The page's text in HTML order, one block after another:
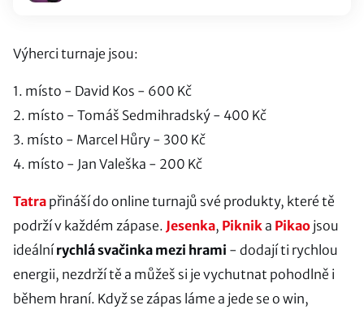
Výherci turnaje jsou:
1. místo - David Kos - 600 Kč
2. místo - Tomáš Sedmihradský - 400 Kč
3. místo - Marcel Hůry - 300 Kč
4. místo - Jan Valeška - 200 Kč
Tatra přináší do online turnajů své produkty, které tě
podrží v každém zápase. Jesenka, Piknika Pikao jsou
ideální rychlá svačinka mezi hrami - dodají ti rychlou
energii, nezdrží tě a můžeš si je vychutnat pohodlně i
během hraní. Když se zápas láme a jede se o win,